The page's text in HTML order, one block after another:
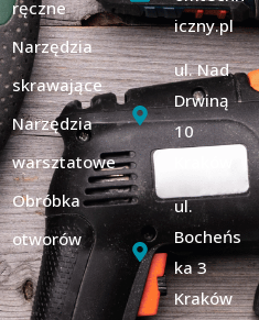
ręczne
Narzędzia
skrawające
Narzędzia
warsztatowe
Obróbka
otworów
iczny.pl
ul. Nad
Drwiną
10
ul.
Bocheńs
ka 3
Kraków